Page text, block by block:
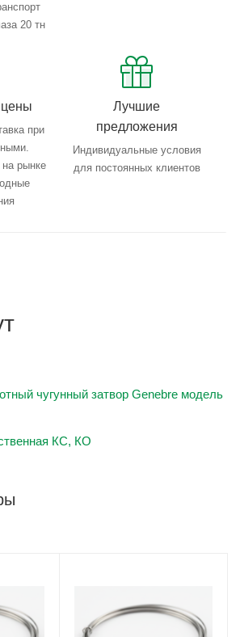
20 тн
при
рынке
Лучшие
предложения
Индивидуальные условия
для постоянных клиентов
чугунный затвор Genebre модель
КС, КО